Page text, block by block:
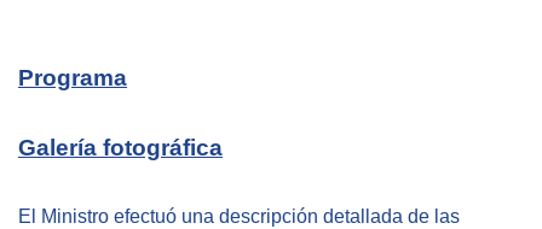
Programa
Galería fotográfica
El Ministro efectuó una descripción detallada de las